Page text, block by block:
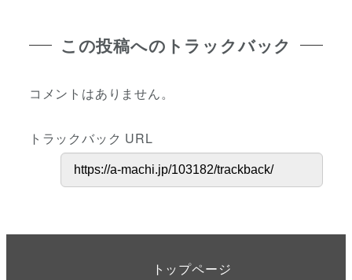
この投稿へのトラックバック
コメントはありません。
トラックバック URL
トップページ